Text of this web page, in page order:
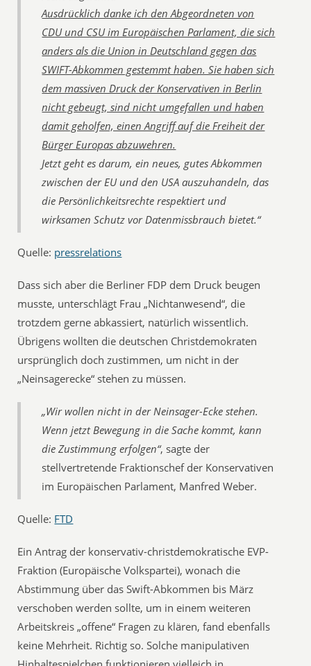
Ausdrücklich danke ich den Abgeordneten von
CDU und CSU im Europäischen Parlament, die sich
anders als die Union in Deutschland gegen das
SWIFT-Abkommen gestemmt haben. Sie haben sich
dem massiven Druck der Konservativen in Berlin
nicht gebeugt, sind nicht umgefallen und haben
damit geholfen, einen Angriff auf die Freiheit der
Bürger Europas abzuwehren.
Jetzt geht es darum, ein neues, gutes Abkommen
zwischen der EU und den USA auszuhandeln, das
die Persönlichkeitsrechte respektiert und
wirksamen Schutz vor Datenmissbrauch bietet.“
Quelle: pressrelations
Dass sich aber die Berliner FDP dem Druck beugen
musste, unterschlägt Frau „Nichtanwesend“, die
trotzdem gerne abkassiert, natürlich wissentlich.
Übrigens wollten die deutschen Christdemokraten
ursprünglich doch zustimmen, um nicht in der
„Neinsagerecke“ stehen zu müssen.
„Wir wollen nicht in der Neinsager-Ecke stehen.
Wenn jetzt Bewegung in die Sache kommt, kann
die Zustimmung erfolgen“, sagte der
stellvertretende Fraktionschef der Konservativen
im Europäischen Parlament, Manfred Weber.
Quelle: FTD
Ein Antrag der konservativ-christdemokratische EVP-
Fraktion (Europäische Volkspartei), wonach die
Abstimmung über das Swift-Abkommen bis März
verschoben werden sollte, um in einem weiteren
Arbeitskreis „offene“ Fragen zu klären, fand ebenfalls
keine Mehrheit. Richtig so. Solche manipulativen